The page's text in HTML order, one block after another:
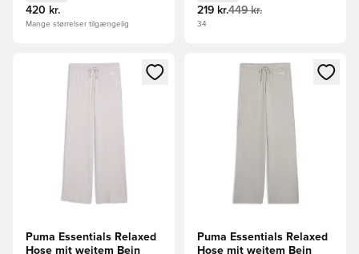
420 kr.
Mange størrelser tilgængelig
219 kr.449 kr.
34
Åbner en Modal til at logge ind eller tilmelde dig som
Puma Essentials Relaxed
Hose mit weitem Bein
Åbner en Modal til at logge
Puma Essentials Relaxed
Hose mit weitem Bein